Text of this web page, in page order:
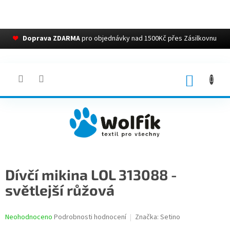
❤ Doprava ZDARMApro objednávky nad 1500Kč přes Zásilkovnu
Dívčí mikina LOL 313088 -
světlejší růžová
Průměrné
Neohodnoceno Podrobnosti hodnocení Značka: Setino